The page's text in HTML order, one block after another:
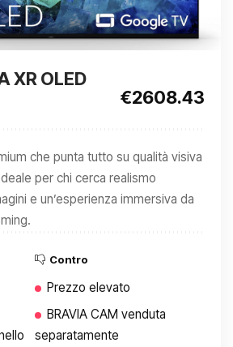
XR OLED
€2608.43
che punta tutto su qualità visiva
per chi cerca realismo
e un’esperienza immersiva da
Contro
Prezzo elevato
BRAVIA CAM venduta
separatamente